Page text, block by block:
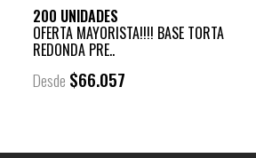
200 UNIDADES
OFERTA MAYORISTA!!!! BASE TORTA
REDONDA PRE..
Desde $66.057